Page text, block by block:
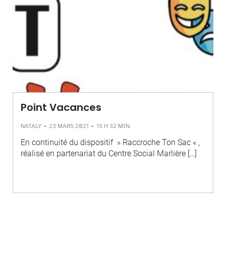
Point Vacances
NATALY - 23 MARS 2021 - 15 H 32 MIN
En continuité du dispositif » Raccroche Ton Sac « ,
réalisé en partenariat du Centre Social Marlière […]